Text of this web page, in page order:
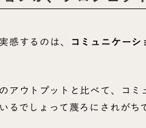
するのは、 コミュニケー
アウトプットと比べて、コ
るでしょって蔑ろにされがち